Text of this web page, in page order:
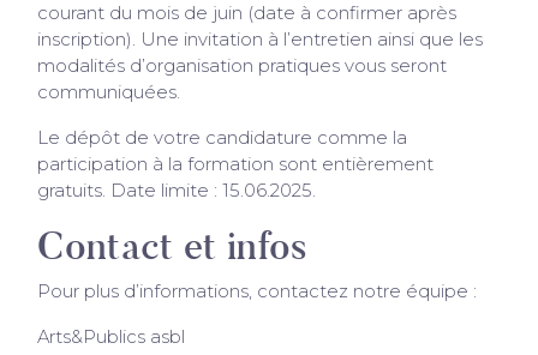
courant du mois de juin (date à confirmer après
inscription). Une invitation à l’entretien ainsi que les
modalités d’organisation pratiques vous seront
communiquées.
Le dépôt de votre candidature comme la
participation à la formation sont entièrement
gratuits. Date limite : 15.06.2025.
Contact et infos
Pour plus d’informations, contactez notre équipe :
Arts&Publics asbl